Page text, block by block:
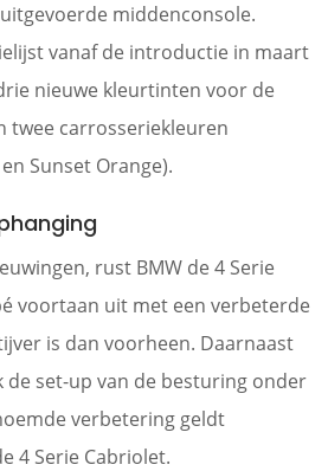
middenconsole.
vanaf de introductie in maart
nieuwe kleurtinten voor de
twee carrosseriekleuren
Sunset Orange).
rust BMW de 4 Serie
voortaan uit met een verbeterde
is dan voorheen. Daarnaast
de set-up van de besturing onder
verbetering geldt
4 Serie Cabriolet.